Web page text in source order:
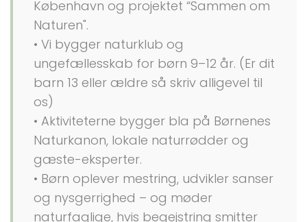
København og projektet “Sammen om
Naturen".
• Vi bygger naturklub og
ungefællesskab for børn 9–12 år. (Er dit
barn 13 eller ældre så skriv alligevel til
os)
• Aktiviteterne bygger bla på Børnenes
Naturkanon, lokale naturrødder og
gæste-eksperter.
• Børn oplever mestring, udvikler sanser
og nysgerrighed – og møder
naturfaglige, hvis begejstring smitter